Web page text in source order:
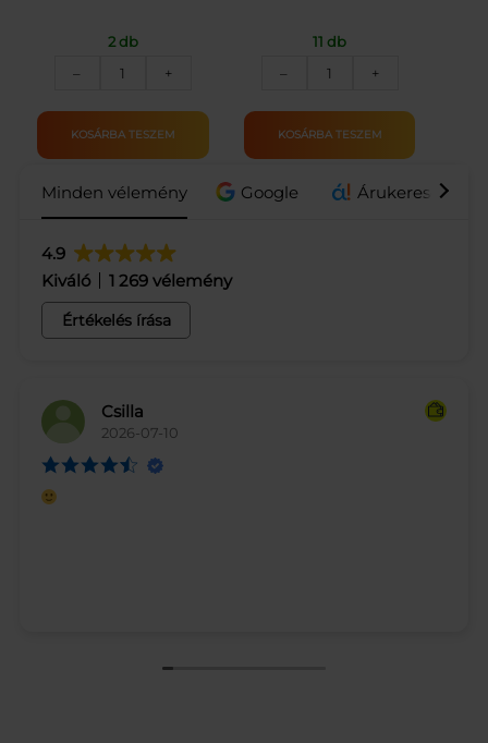
2 db
–
KNORR
BOLOGNAI
205G
+
KOSÁRBA TESZEM
11 db
–
DR.OETKER
10G
mennyiség
+
KOSÁRBA TESZEM
Minden vélemény Google Árukereső.hu /
4.9
Kiváló
1 269 vélemény
Értékelés írása
Csilla
2026-07-10